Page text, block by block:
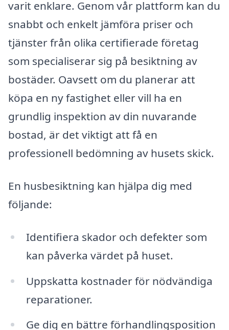
varit enklare. Genom vår plattform kan du
snabbt och enkelt jämföra priser och
tjänster från olika certifierade företag
som specialiserar sig på besiktning av
bostäder. Oavsett om du planerar att
köpa en ny fastighet eller vill ha en
grundlig inspektion av din nuvarande
bostad, är det viktigt att få en
professionell bedömning av husets skick.
En husbesiktning kan hjälpa dig med
följande:
Identifiera skador och defekter som
kan påverka värdet på huset.
Uppskatta kostnader för nödvändiga
reparationer.
Ge dig en bättre förhandlingsposition